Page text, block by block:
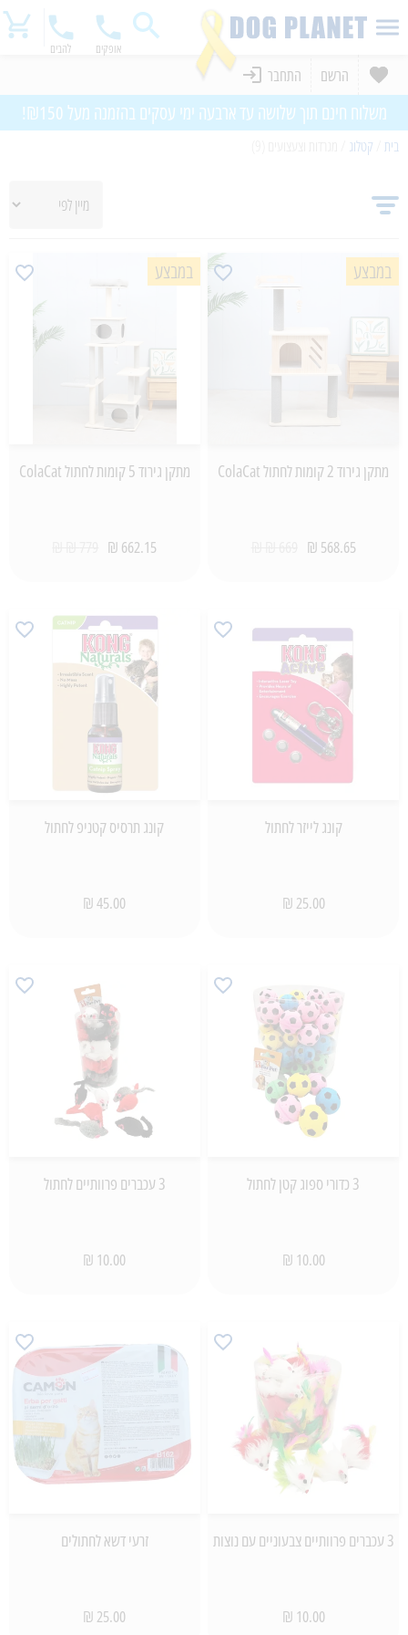
אופקים להבים
הרשם התחבר
משלוח חינם תוך שלושה עד ארבעה ימי עסקים בהזמנה מעל ₪150!
בית קטלוג
במבצע
מתקן גירוד 2 קומות לחתול ColaCat
568.65 ₪
במבצע
מתקן גירוד 5 קומות לחתול ColaCat
662.15 ₪
קונג לייזר לחתול
25.00 ₪
קונג תרסיס קטניפ לחתול
45.00 ₪
3 כדורי ספוג קטן לחתול
10.00 ₪
3 עכברים פרוותיים לחתול
10.00 ₪
3 עכברים פרוותיים צבעוניים עם נוצות
10.00 ₪
זרעי דשא לחתולים
25.00 ₪